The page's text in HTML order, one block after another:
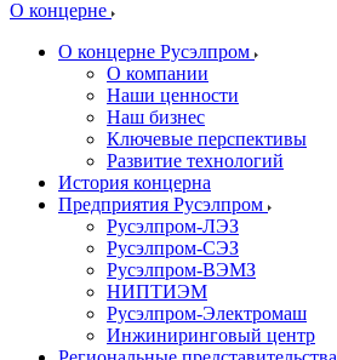
О концерне
О концерне Русэлпром
О компании
Наши ценности
Наш бизнес
Ключевые перспективы
Развитие технологий
История концерна
Предприятия Русэлпром
Русэлпром-ЛЭЗ
Русэлпром-СЭЗ
Русэлпром-ВЭМЗ
НИПТИЭМ
Русэлпром-Электромаш
Инжиниринговый центр